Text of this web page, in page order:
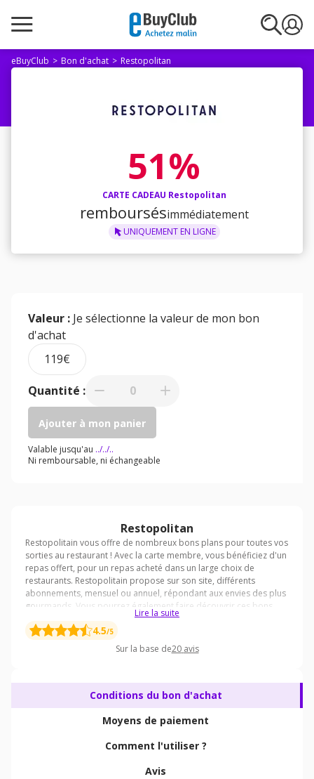
eBuyClub Bon d'achat Restopolitan
51%
CARTE CADEAU Restopolitan
remboursésimmédiatement
UNIQUEMENT EN LIGNE
Valeur : Je sélectionne la valeur de mon bon
d'achat
119€
Quantité : 0
Ajouter à mon panier
Valable jusqu'au ../../..
Ni remboursable, ni échangeable
Restopolitan
Lire la suite
4.5/5
Sur la base de20 avis
Conditions du bon d'achat
Moyens de paiement
Comment l'utiliser ?
Avis